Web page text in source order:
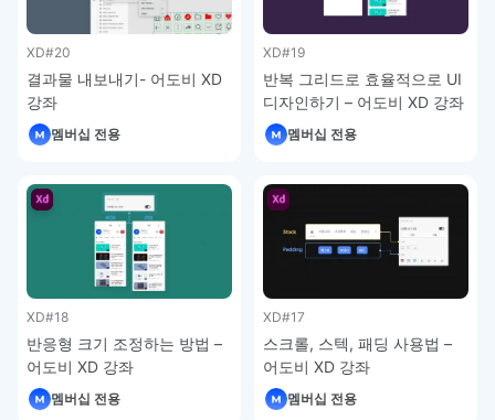
XD#20
결과물 내보내기- 어도비 XD
강좌
멤버십 전용
XD#19
반복 그리드로 효율적으로 UI
디자인하기 – 어도비 XD 강좌
멤버십 전용
XD#18
반응형 크기 조정하는 방법 –
어도비 XD 강좌
멤버십 전용
XD#17
스크롤, 스텍, 패딩 사용법 –
어도비 XD 강좌
멤버십 전용